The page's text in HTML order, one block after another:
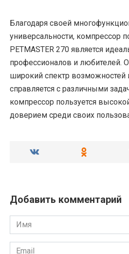
Благодаря своей
универсальности, компрессор
PETMASTER 270 является
профессионалов и любителей.
широкий спектр возможностей
справляется с различными
компрессор пользуется
доверием среди своих
Добавить комментарий
Имя
Email